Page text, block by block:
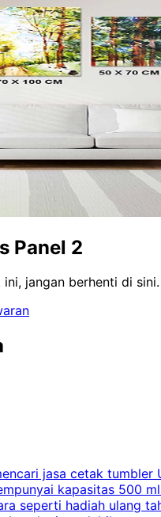
Panel 2
jangan berhenti di
jasa cetak
kapasitas 500
seperti hadiah ulang